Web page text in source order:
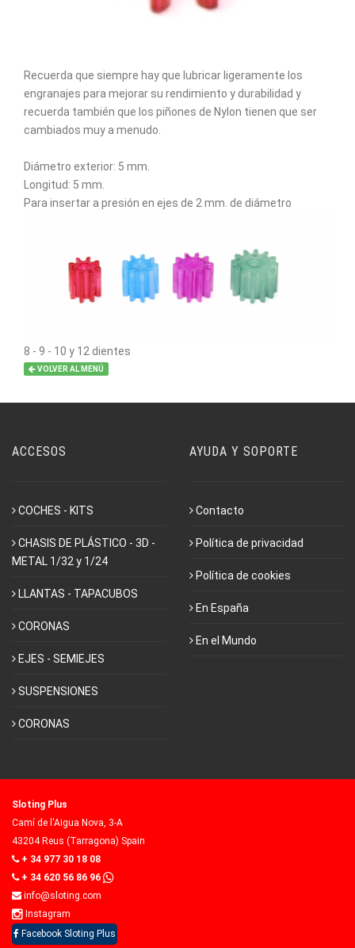
Recuerda que siempre hay que lubricar ligeramente los
engranajes para mejorar su rendimiento y durabilidad y
recuerda también que los piñones de Nylon tienen que ser
cambiados muy a menudo.
Diámetro exterior: 5 mm.
Longitud: 5 mm.
Para insertar a presión en ejes de 2 mm. de diámetro
8 - 9 - 10 y 12 dientes
VOLVER AL MENÚ
ACCESOS
COCHES - KITS
CHASIS DE PLÁSTICO - 3D -
METAL 1/32 y 1/24
LLANTAS - TAPACUBOS
CORONAS
EJES - SEMIEJES
SUSPENSIONES
CORONAS
AYUDA Y SOPORTE
Contacto
Política de privacidad
Política de cookies
En España
En el Mundo
Sloting Plus
Camí de l'Aigua Nova, 3-A
43204 Reus (Tarragona) Spain
+ 34 977 30 18 08
+ 34 620 56 86 96
info@sloting.com
Instagram
Facebook Sloting Plus